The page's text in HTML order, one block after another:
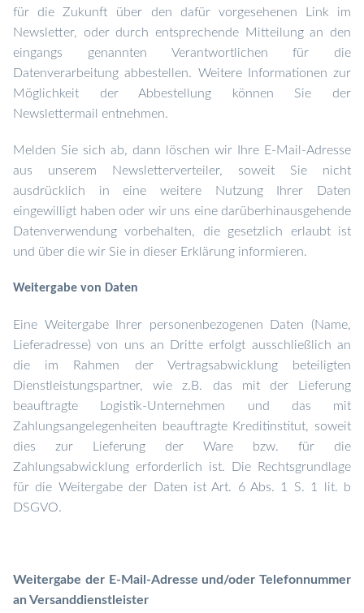
für die Zukunft über den dafür vorgesehenen Link im
Newsletter, oder durch entsprechende Mitteilung an den
eingangs genannten Verantwortlichen für die
Datenverarbeitung abbestellen. Weitere Informationen zur
Möglichkeit der Abbestellung können Sie der
Newslettermail entnehmen.
Melden Sie sich ab, dann löschen wir Ihre E-Mail-Adresse
aus unserem Newsletterverteiler, soweit Sie nicht
ausdrücklich in eine weitere Nutzung Ihrer Daten
eingewilligt haben oder wir uns eine darüberhinausgehende
Datenverwendung vorbehalten, die gesetzlich erlaubt ist
und über die wir Sie in dieser Erklärung informieren.
Weitergabe von Daten
Eine Weitergabe Ihrer personenbezogenen Daten (Name,
Lieferadresse) von uns an Dritte erfolgt ausschließlich an
die im Rahmen der Vertragsabwicklung beteiligten
Dienstleistungspartner, wie z.B. das mit der Lieferung
beauftragte Logistik-Unternehmen und das mit
Zahlungsangelegenheiten beauftragte Kreditinstitut, soweit
dies zur Lieferung der Ware bzw. für die
Zahlungsabwicklung erforderlich ist. Die Rechtsgrundlage
für die Weitergabe der Daten ist Art. 6 Abs. 1 S. 1 lit. b
DSGVO.
Weitergabe der E-Mail-Adresse und/oder Telefonnummer
an Versanddienstleister